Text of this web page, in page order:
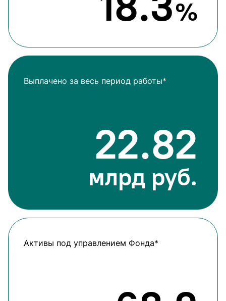
%
Выплачено за весь период работы*
22.82
млрд руб.
Активы под управлением Фонда*